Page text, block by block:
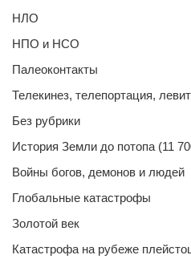
НЛО
НПО и НСО
Палеоконтакты
Телекинез, телепортация,
Без рубрики
История Земли до потопа (11
Войны богов, демонов и людей
Глобальные катастрофы
Золотой век
Катастрофа на рубеже